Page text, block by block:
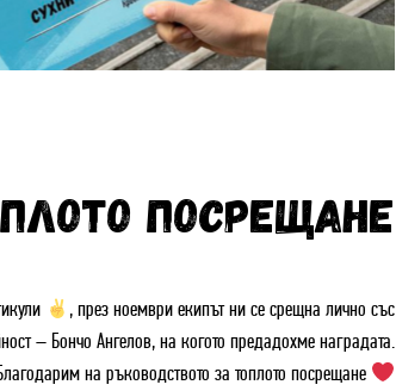
ПОСРЕЩАНЕ
, през ноември екипът ни се срещна лично със
– Бончо Ангелов, на когото предадохме наградата.
на ръководството за топлото посрещане